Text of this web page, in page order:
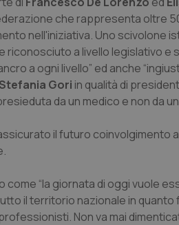
che rappresenta oltre
nell'iniziativa. Uno scivolone
a livello legislativo e
a ogni livello” ed anche
Stefania Gori in qualità di
da un medico e non da
il futuro coinvolgimento
“la giornata di oggi vuole
il territorio nazionale in
Non va mai